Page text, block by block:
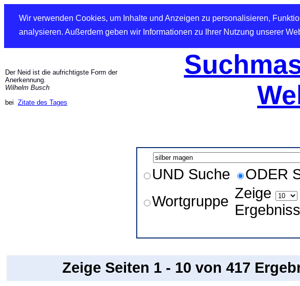
Wir verwenden Cookies, um Inhalte und Anzeigen zu personalisieren,
analysieren. Außerdem geben wir Informationen zu Ihrer Nutzung unserer
Der Neid ist die aufrichtigste Form der
Anerkennung.
Wilhelm Busch
bei Zitate des Tages
UND Suche
ODER
Wortgruppe Zeige
Zeige Seiten 1 - 10 von 417